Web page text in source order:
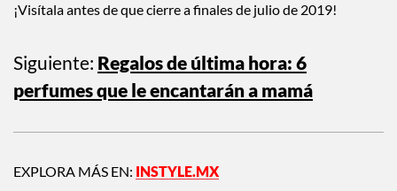
¡Visítala antes de que cierre a finales de julio de 2019!
Siguiente: Regalos de última hora: 6
perfumes que le encantarán a mamá
EXPLORA MÁS EN: INSTYLE.MX